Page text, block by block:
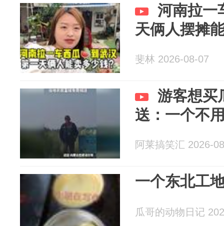
河南拉一
天俩人摆摊
斐林 2026-08-07
游客想买
送：一个不
阿莱搞笑汇 2026-
一个东北工
瓜哥的动物日记